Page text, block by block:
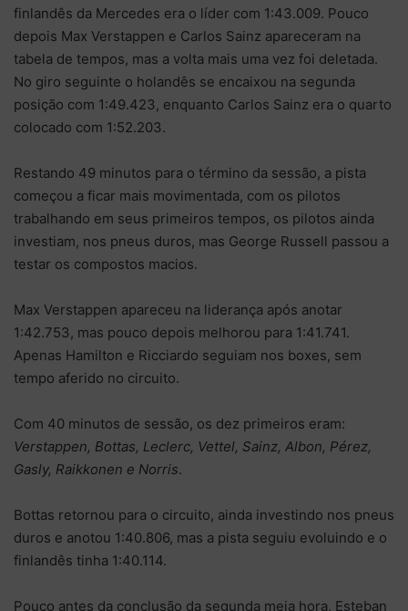
finlandês da Mercedes era o líder com 1:43.009. Pouco
depois Max Verstappen e Carlos Sainz apareceram na
tabela de tempos, mas a volta mais uma vez foi deletada.
No giro seguinte o holandês se encaixou na segunda
posição com 1:49.423, enquanto Carlos Sainz era o quarto
colocado com 1:52.203.
Restando 49 minutos para o término da sessão, a pista
começou a ficar mais movimentada, com os pilotos
trabalhando em seus primeiros tempos, os pilotos ainda
investiam, nos pneus duros, mas George Russell passou a
testar os compostos macios.
Max Verstappen apareceu na liderança após anotar
1:42.753, mas pouco depois melhorou para 1:41.741.
Apenas Hamilton e Ricciardo seguiam nos boxes, sem
tempo aferido no circuito.
Com 40 minutos de sessão, os dez primeiros eram:
Verstappen, Bottas, Leclerc, Vettel, Sainz, Albon, Pérez,
Gasly, Raikkonen e Norris.
Bottas retornou para o circuito, ainda investindo nos pneus
duros e anotou 1:40.806, mas a pista seguiu evoluindo e o
finlandês tinha 1:40.114.
Pouco antes da conclusão da segunda meia hora, Esteban